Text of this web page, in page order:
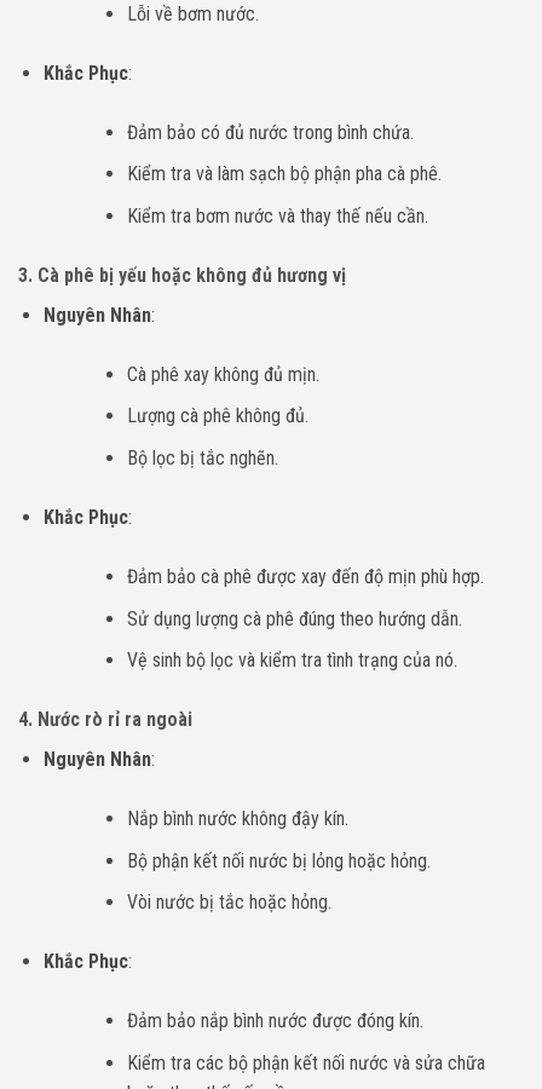
Lỗi về bơm nước.
Khắc Phục:
Đảm bảo có đủ nước trong bình chứa.
Kiểm tra và làm sạch bộ phận pha cà phê.
Kiểm tra bơm nước và thay thế nếu cần.
3. Cà phê bị yếu hoặc không đủ hương vị
Nguyên Nhân:
Cà phê xay không đủ mịn.
Lượng cà phê không đủ.
Bộ lọc bị tắc nghẽn.
Khắc Phục:
Đảm bảo cà phê được xay đến độ mịn phù hợp.
Sử dụng lượng cà phê đúng theo hướng dẫn.
Vệ sinh bộ lọc và kiểm tra tình trạng của nó.
4. Nước rò rỉ ra ngoài
Nguyên Nhân:
Nắp bình nước không đậy kín.
Bộ phận kết nối nước bị lỏng hoặc hỏng.
Vòi nước bị tắc hoặc hỏng.
Khắc Phục:
Đảm bảo nắp bình nước được đóng kín.
Kiểm tra các bộ phận kết nối nước và sửa chữa